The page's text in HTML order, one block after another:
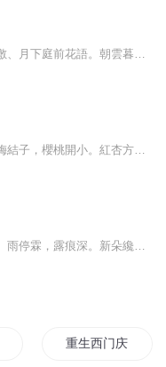
重生西门庆